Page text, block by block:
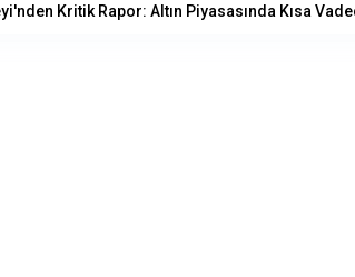
Rüşvet ve İrtikap Operasyonu: 15 Gözaltı